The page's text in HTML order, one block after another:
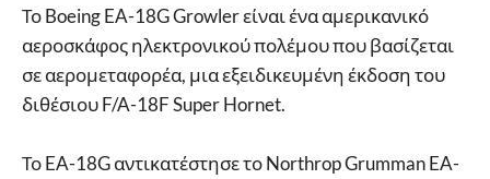
Το Boeing EA-18G Growler είναι ένα αμερικανικό
αεροσκάφος ηλεκτρονικού πολέμου που βασίζεται
σε αερομεταφορέα, μια εξειδικευμένη έκδοση του
διθέσιου F/A-18F Super Hornet.
Το EA-18G αντικατέστησε το Northrop Grumman EA-